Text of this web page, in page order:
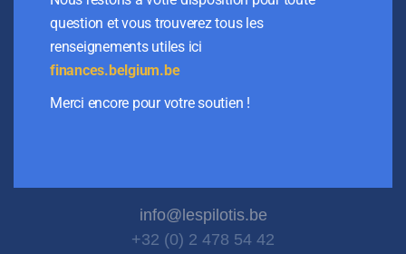
Siège social
Rue du Bourgmestre 13
info@lespilotis.be
+32 (0) 2 478 54 42
question et vous trouverez tous les
renseignements utiles ici
finances.belgium.be
Merci encore pour votre soutien !